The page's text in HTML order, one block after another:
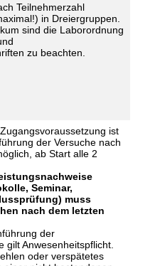
Teilnehmerzahl
in Dreiergruppen.
sind die Laborordnung
zu beachten.
ist
der Versuche nach
ab Start alle 2
Seminar,
muss
nach dem letzten
der
gilt Anwesenheitspflicht.
oder verspätetes